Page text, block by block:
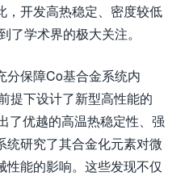
，开发高热稳定、密度较低
了学术界的极大关注。
分保障Co基合金系统内
提下设计了新型高性能的
了优越的高温热稳定性、强
统研究了其合金化元素对微
能的影响。这些发现不仅